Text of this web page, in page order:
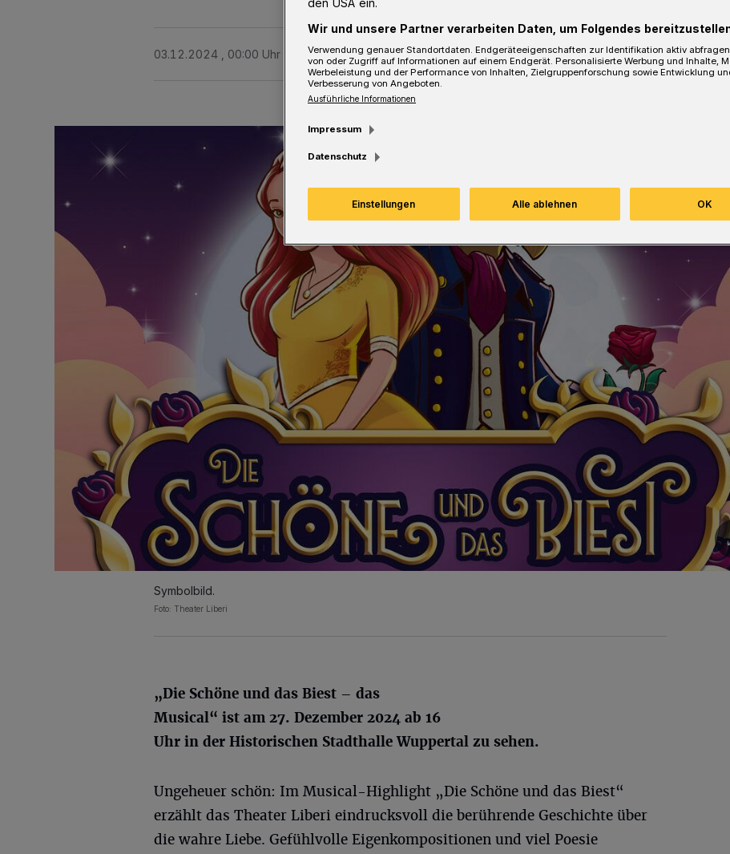
03.12.2024 , 00:00 Uhr 2 Minuten Lesezeit
Symbolbild.
Foto: Theater Liberi
„Die Schöne und das Biest – das
Musical“ ist am 27. Dezember 2024 ab 16
Uhr in der Historischen Stadthalle Wuppertal zu sehen.
Ungeheuer schön: Im Musical-Highlight „Die Schöne und das Biest“
erzählt das Theater Liberi eindrucksvoll die berührende Geschichte über
die wahre Liebe. Gefühlvolle Eigenkompositionen und viel Poesie
den USA ein.
Wir und unsere Partner verarbeiten Daten, um Folgendes
Verwendung genauer Standortdaten. Endgeräteeigenschaften zur Identifikation aktiv
von oder Zugriff auf Informationen auf einem Endgerät. Personalisierte Werbung und Inhalte,
Werbeleistung und der Performance von Inhalten, Zielgruppenforschung sowie Entwicklung
Verbesserung von Angeboten.
Ausführliche Informationen
Impressum
Datenschutz
Einstellungen Alle ablehnen OK